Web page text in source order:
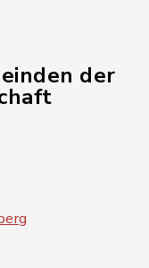
der